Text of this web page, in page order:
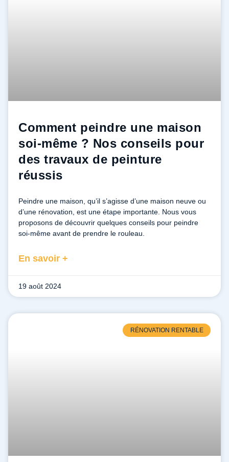
Comment peindre une maison
soi-même ? Nos conseils pour
des travaux de peinture
réussis
Peindre une maison, qu’il s’agisse d’une maison neuve ou
d’une rénovation, est une étape importante. Nous vous
proposons de découvrir quelques conseils pour peindre
soi-même avant de prendre le rouleau.
En savoir +
19 août 2024
RÉNOVATION RENTABLE